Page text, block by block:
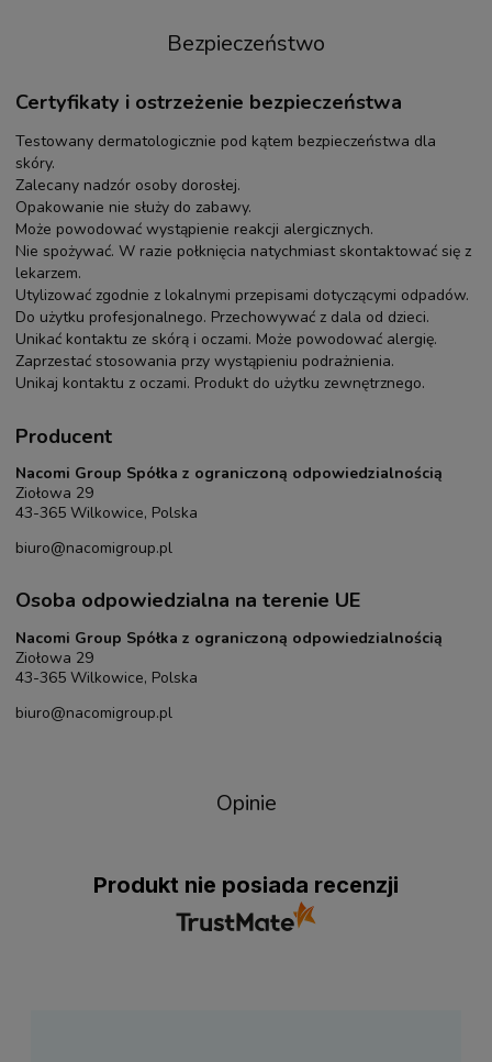
Bezpieczeństwo
Certyfikaty i ostrzeżenie bezpieczeństwa
Testowany dermatologicznie pod kątem bezpieczeństwa dla
skóry.
Zalecany nadzór osoby dorosłej.
Opakowanie nie służy do zabawy.
Może powodować wystąpienie reakcji alergicznych.
Nie spożywać. W razie połknięcia natychmiast skontaktować się z
lekarzem.
Utylizować zgodnie z lokalnymi przepisami dotyczącymi odpadów.
Do użytku profesjonalnego. Przechowywać z dala od dzieci.
Unikać kontaktu ze skórą i oczami. Może powodować alergię.
Zaprzestać stosowania przy wystąpieniu podrażnienia.
Unikaj kontaktu z oczami. Produkt do użytku zewnętrznego.
Producent
Nacomi Group Spółka z ograniczoną odpowiedzialnością
Ziołowa 29
43-365 Wilkowice, Polska
biuro@nacomigroup.pl
Osoba odpowiedzialna na terenie UE
Nacomi Group Spółka z ograniczoną odpowiedzialnością
Ziołowa 29
43-365 Wilkowice, Polska
biuro@nacomigroup.pl
Opinie
Produkt nie posiada recenzji